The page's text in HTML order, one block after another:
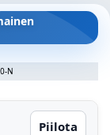
N
Piilota